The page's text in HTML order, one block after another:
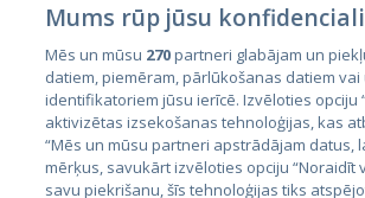
Страны
Эстония
Латвия
Mums rūp jūsu
Mēs un mūsu 270partneri glabājam un
datiem, piemēram, pārlūkošanas datiem
identifikatoriem jūsu ierīcē. Izvēloties opciju
aktivizētas izsekošanas tehnoloģijas, kas
“Mēs un mūsu partneri apstrādājam datus,
mērķus, savukārt izvēloties opciju “Noraidīt
savu piekrišanu, šīs tehnoloģijas tiks